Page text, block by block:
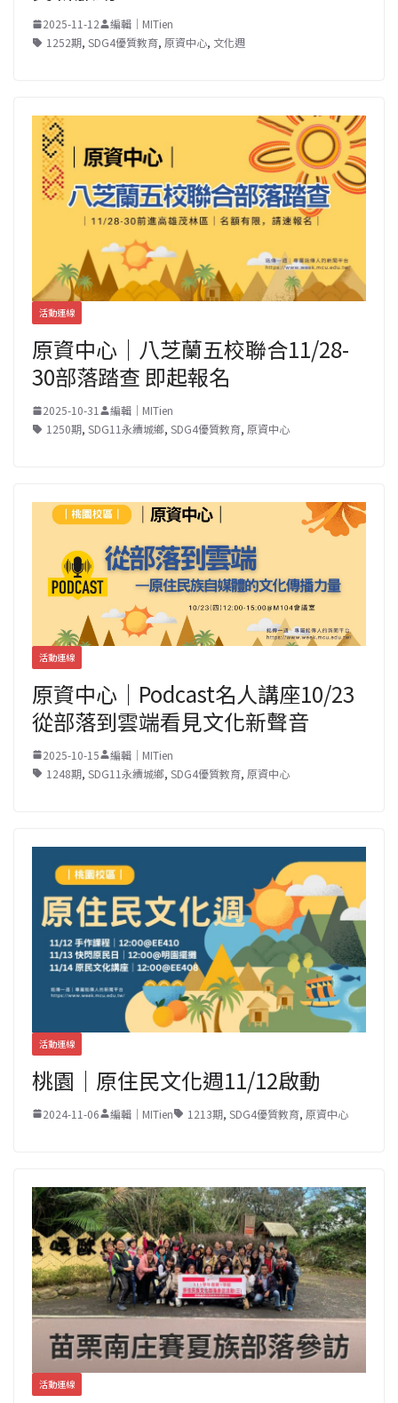
2025-11-12
編輯｜MITien
1252期, SDG4優質教育, 原資中心, 文化週
活動連線
原資中心｜八芝蘭五校聯合11/28-
30部落踏查 即起報名
2025-10-31
編輯｜MITien
1250期, SDG11永續城鄉, SDG4優質教育, 原資中心
活動連線
原資中心｜Podcast名人講座10/23
從部落到雲端看見文化新聲音
2025-10-15
編輯｜MITien
1248期, SDG11永續城鄉, SDG4優質教育, 原資中心
活動連線
桃園｜原住民文化週11/12啟動
2024-11-06 編輯｜MITien 1213期, SDG4優質教育, 原資中心
活動連線